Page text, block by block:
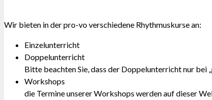
Wir bieten in der pro-vo verschiedene Rhythmuskurse an:
Einzelunterricht
Doppelunterricht
Bitte beachten Sie, dass der Doppelunterricht nur bei
Workshops
die Termine unserer Workshops werden auf dieser